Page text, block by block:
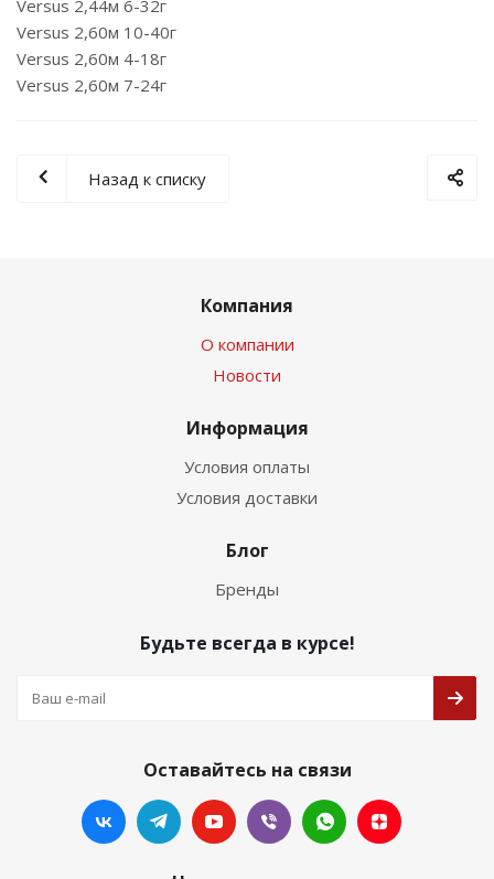
Versus 2,44м 6-32г
Versus 2,60м 10-40г
Versus 2,60м 4-18г
Versus 2,60м 7-24г
Назад к списку
Компания
О компании
Новости
Информация
Условия оплаты
Условия доставки
Блог
Бренды
Будьте всегда в курсе!
Оставайтесь на связи